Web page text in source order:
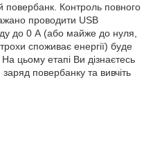
повербанк. Контроль повного
проводити USB
до 0 А (або майже до нуля,
споживає енергії) буде
цьому етапі Ви дізнаєтесь
повербанку та вивчіть